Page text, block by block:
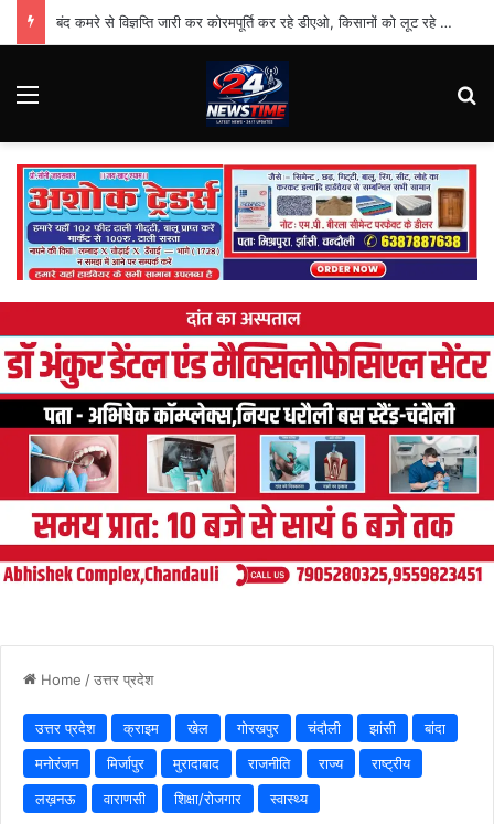
बंद कमरे से विज्ञप्ति जारी कर कोरमपूर्ति कर रहे डीएओ, किसानों को लूट रहे निजी दुकानदार
Menu
Home /उत्तर प्रदेश
उत्तर प्रदेश क्राइम खेल गोरखपुर चंदौली झांसी
बांदा
मनोरंजन
मिर्जापुर मुरादाबाद राजनीति राज्य
राष्ट्रीय
लख़नऊ
वाराणसी शिक्षा/रोजगार स्वास्थ्य